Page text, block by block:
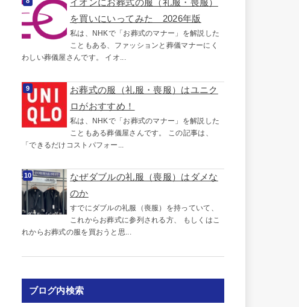
イオンにお葬式の服（礼服・喪服）
を買いにいってみた 2026年版
私は、NHKで「お葬式のマナー」を解説した
こともある、ファッションと葬儀マナーにく
わしい葬儀屋さんです。 イオ...
お葬式の服（礼服・喪服）はユニク
ロがおすすめ！
私は、NHKで「お葬式のマナー」を解説した
こともある葬儀屋さんです。 この記事は、
「できるだけコストパフォー...
なぜダブルの礼服（喪服）はダメな
のか
すでにダブルの礼服（喪服）を持っていて、
これからお葬式に参列される方、 もしくはこ
れからお葬式の服を買おうと思...
ブログ内検索